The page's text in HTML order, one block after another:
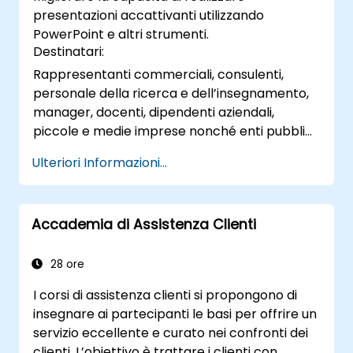
partecipanti avranno a disposizione strategie
concrete per realizzare slide ordinate ed
accattivanti, nonché le tecniche
fondamentali per tenere presentazioni
pubbliche in modo sicuro e strutturato.
presentazioni accattivanti utilizzando
PowerPoint e altri strumenti.
Destinatari:
Rappresentanti commerciali, consulenti,
personale della ricerca e dell’insegnamento,
manager, docenti, dipendenti aziendali,
piccole e medie imprese nonché enti pubblici:
un gruppo di persone suscitando il loro
interesse.
Ulteriori Informazioni...
Accademia di Assistenza Clienti
28 ore
I corsi di assistenza clienti si propongono di
insegnare ai partecipanti le basi per offrire un
servizio eccellente e curato nei confronti dei